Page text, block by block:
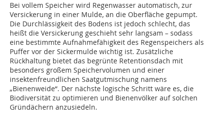
Bei vollem Speicher wird Regenwasser automatisch, zur
Versickerung in einer Mulde, an die Oberfläche gepumpt.
Die Durchlässigkeit des Bodens ist jedoch schlecht, das
heißt die Versickerung geschieht sehr langsam – sodass
eine bestimmte Aufnahmefähigkeit des Regenspeichers als
Puffer vor der Sickermulde wichtig ist. Zusätzliche
Rückhaltung bietet das begrünte Retentionsdach mit
besonders großem Speichervolumen und einer
insektenfreundlichen Saatgutmischung namens
„Bienenweide“. Der nächste logische Schritt wäre es, die
Biodiversität zu optimieren und Bienenvölker auf solchen
Gründächern anzusiedeln.